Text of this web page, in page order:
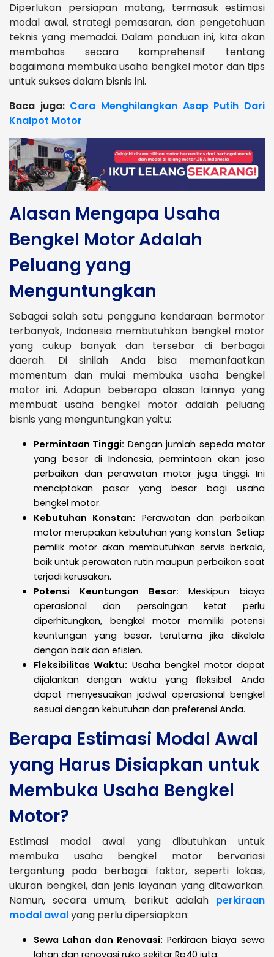
Diperlukan persiapan matang, termasuk estimasi
modal awal, strategi pemasaran, dan pengetahuan
teknis yang memadai. Dalam panduan ini, kita akan
membahas secara komprehensif tentang
bagaimana membuka usaha bengkel motor dan tips
untuk sukses dalam bisnis ini.
Baca juga: Cara Menghilangkan Asap Putih Dari
Knalpot Motor
Alasan Mengapa Usaha
Bengkel Motor Adalah
Peluang yang
Menguntungkan
Sebagai salah satu pengguna kendaraan bermotor
terbanyak, Indonesia membutuhkan bengkel motor
yang cukup banyak dan tersebar di berbagai
daerah. Di sinilah Anda bisa memanfaatkan
momentum dan mulai membuka usaha bengkel
motor ini. Adapun beberapa alasan lainnya yang
membuat usaha bengkel motor adalah peluang
bisnis yang menguntungkan yaitu:
Permintaan Tinggi: Dengan jumlah sepeda motor
yang besar di Indonesia, permintaan akan jasa
perbaikan dan perawatan motor juga tinggi. Ini
menciptakan pasar yang besar bagi usaha
bengkel motor.
Kebutuhan Konstan: Perawatan dan perbaikan
motor merupakan kebutuhan yang konstan. Setiap
pemilik motor akan membutuhkan servis berkala,
baik untuk perawatan rutin maupun perbaikan saat
terjadi kerusakan.
Potensi Keuntungan Besar: Meskipun biaya
operasional dan persaingan ketat perlu
diperhitungkan, bengkel motor memiliki potensi
keuntungan yang besar, terutama jika dikelola
dengan baik dan efisien.
Fleksibilitas Waktu: Usaha bengkel motor dapat
dijalankan dengan waktu yang fleksibel. Anda
dapat menyesuaikan jadwal operasional bengkel
sesuai dengan kebutuhan dan preferensi Anda.
Berapa Estimasi Modal Awal
yang Harus Disiapkan untuk
Membuka Usaha Bengkel
Motor?
Estimasi modal awal yang dibutuhkan untuk
membuka usaha bengkel motor bervariasi
tergantung pada berbagai faktor, seperti lokasi,
ukuran bengkel, dan jenis layanan yang ditawarkan.
Namun, secara umum, berikut adalah perkiraan
modal awalyang perlu dipersiapkan:
Sewa Lahan dan Renovasi: Perkiraan biaya sewa